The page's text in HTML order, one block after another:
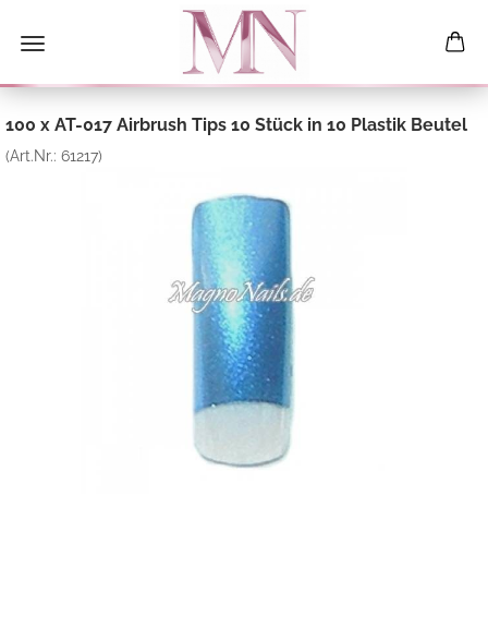
100 x AT-017 Airbrush Tips 10 Stück in 10 Plastik Beutel
(Art.Nr.: 61217)